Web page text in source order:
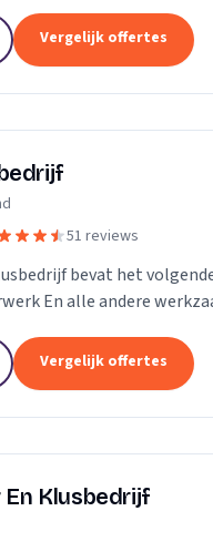
Vergelijk offertes
51 reviews
bevat het
En alle andere
Vergelijk offertes
En Klusbedrijf